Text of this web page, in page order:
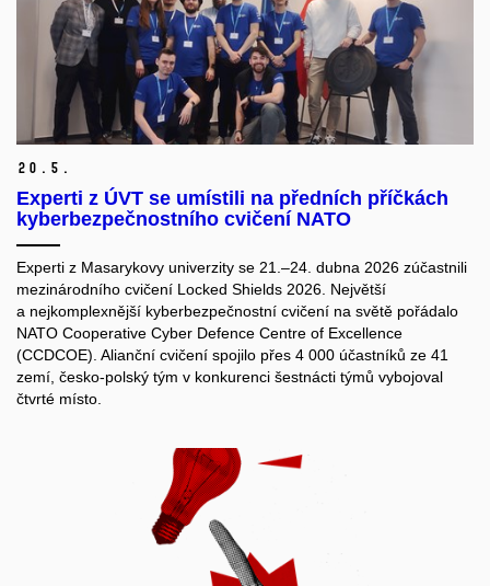
20. 5.
Experti z ÚVT se umístili na předních příčkách
kyberbezpečnostního cvičení NATO
Experti z Masarykovy univerzity se 21.–24. dubna 2026 zúčastnili
mezinárodního cvičení Locked Shields 2026. Největší
a nejkomplexnější kyberbezpečnostní cvičení na světě pořádalo
NATO Cooperative Cyber Defence Centre of Excellence
(CCDCOE). Alianční cvičení spojilo přes 4 000 účastníků ze 41
zemí, česko-polský tým v konkurenci šestnácti týmů vybojoval
čtvrté místo.